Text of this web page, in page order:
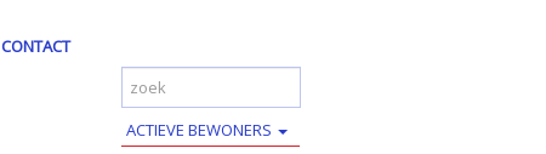
CONTACT
ACTIEVE BEWONERS